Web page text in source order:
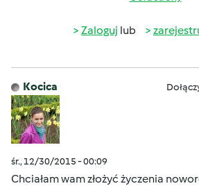
Zaloguj lub
Kocica
śr., 12/30/2015 - 00:09
Chciałam wam złożyć życzenia